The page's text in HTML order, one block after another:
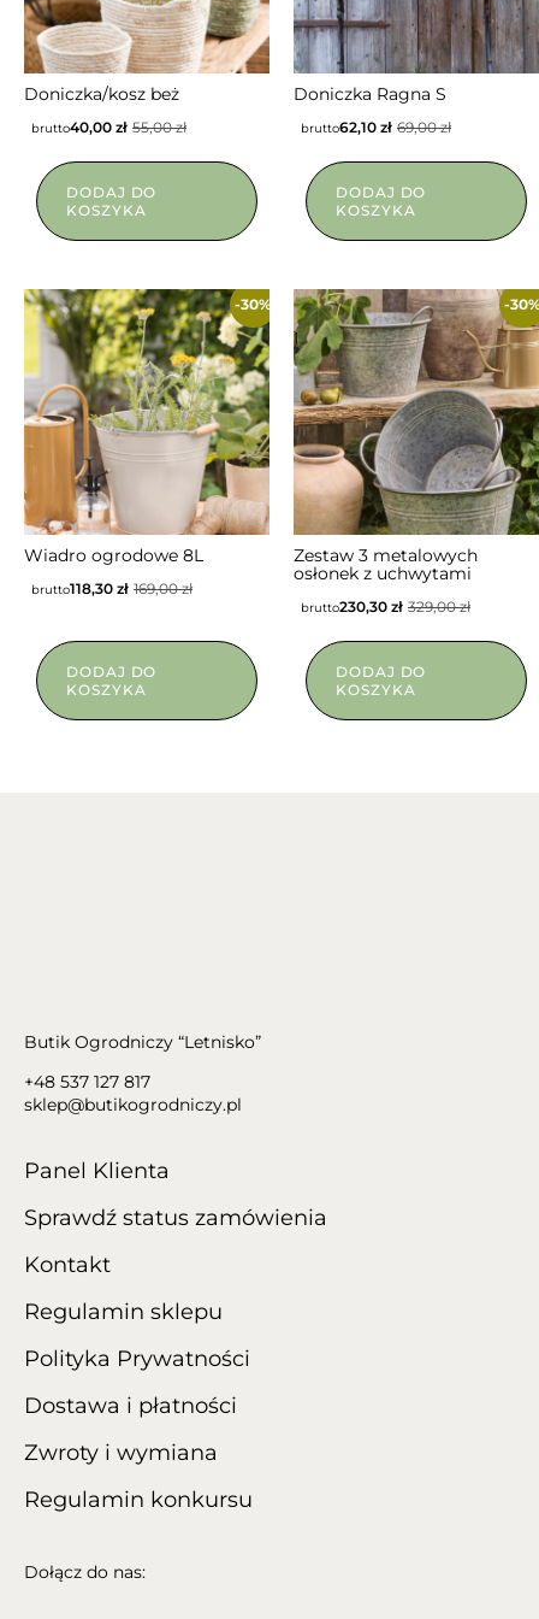
Doniczka/kosz beż
55,00zł
40,00 zł
brutto
DODAJ DO
KOSZYKA
Doniczka Ragna S
69,00zł
62,10 zł
brutto
DODAJ DO
KOSZYKA
-30%
Wiadro ogrodowe 8L
169,00zł
118,30 zł
brutto
DODAJ DO
KOSZYKA
-
NIEDOSTĘPNY
Zestaw 3 metalowych
osłonek z uchwytami
329,00zł
230,30 zł
brutto
DODAJ DO
KOSZYKA
Butik Ogrodniczy “Letnisko”
+48 537 127 817
sklep@butikogrodniczy.pl
Panel Klienta
Sprawdź status zamówienia
Kontakt
Regulamin sklepu
Polityka Prywatności
Dostawa i płatności
Zwroty i wymiana
Regulamin konkursu
Dołącz do nas: